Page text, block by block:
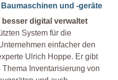
und -geräte
digital verwaltet
System für die
einfacher den
Ulrich Hoppe. Er gibt
Inventarisierung von